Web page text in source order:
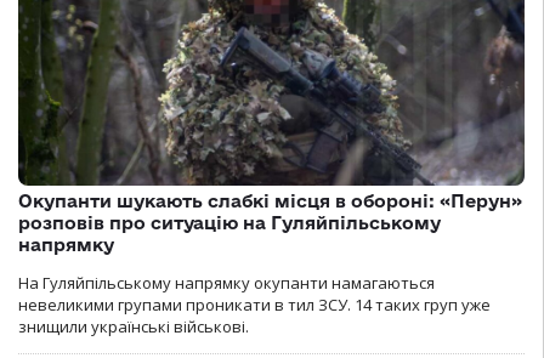
Окупанти шукають слабкі місця в обороні: «Перун»
розповів про ситуацію на Гуляйпільському
напрямку
На Гуляйпільському напрямку окупанти намагаються
невеликими групами проникати в тил ЗСУ. 14 таких груп уже
знищили українські військові.